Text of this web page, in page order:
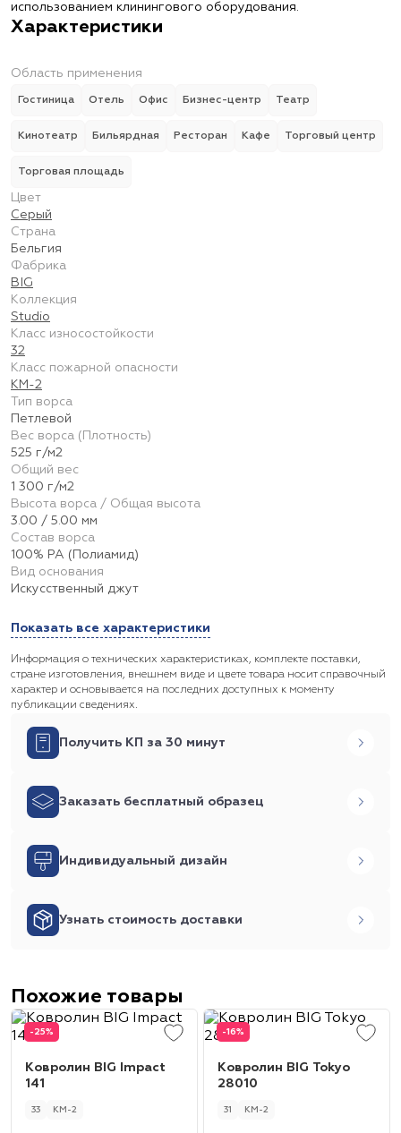
использованием клинингового оборудования.
Характеристики
Область применения
Гостиница Отель Офис Бизнес-центр Театр
Кинотеатр Бильярдная Ресторан Кафе Торговый центр
Торговая площадь
Цвет
Серый
Страна
Бельгия
Фабрика
BIG
Коллекция
Studio
Класс износостойкости
32
Класс пожарной опасности
КМ-2
Тип ворса
Петлевой
Вес ворса (Плотность)
525 г/м2
Общий вес
1 300 г/м2
Высота ворса / Общая высота
3.00 / 5.00 мм
Состав ворса
100% PA (Полиамид)
Вид основания
Искусственный джут
Показать все характеристики
Информация о технических характеристиках, комплекте поставки,
стране изготовления, внешнем виде и цвете товара носит справочный
характер и основывается на последних доступных к моменту
публикации сведениях.
Получить КП за 30 минут
Заказать бесплатный образец
Индивидуальный дизайн
Узнать стоимость доставки
Похожие товары
-25%
Ковролин BIG Impact
141
33 КМ-2
-16%
Ковролин BIG Tokyo
28010
31 КМ-2